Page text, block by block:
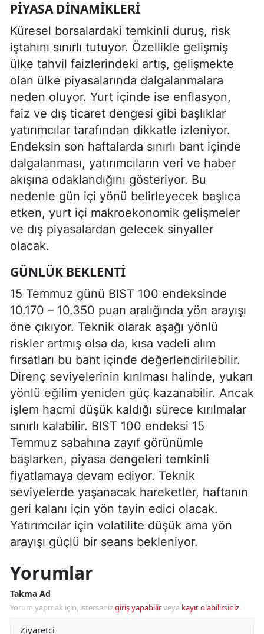
PIYASA DINAMIKLERI
Küresel borsalardaki temkinli duruş, risk
iştahını sınırlı tutuyor. Özellikle gelişmiş
ülke tahvil faizlerindeki artış, gelişmekte
olan ülke piyasalarında dalgalanmalara
neden oluyor. Yurt içinde ise enflasyon,
faiz ve dış ticaret dengesi gibi başlıklar
yatırımcılar tarafından dikkatle izleniyor.
Endeksin son haftalarda sınırlı bant içinde
dalgalanması, yatırımcıların veri ve haber
akışına odaklandığını gösteriyor. Bu
nedenle gün içi yönü belirleyecek başlıca
etken, yurt içi makroekonomik gelişmeler
ve dış piyasalardan gelecek sinyaller
olacak.
GÜNLÜK BEKLENTI
15 Temmuz günü BIST 100 endeksinde
10.170 – 10.350 puan aralığında yön arayışı
öne çıkıyor. Teknik olarak aşağı yönlü
riskler artmış olsa da, kısa vadeli alım
fırsatları bu bant içinde değerlendirilebilir.
Direnç seviyelerinin kırılması halinde, yukarı
yönlü eğilim yeniden güç kazanabilir. Ancak
işlem hacmi düşük kaldığı sürece kırılmalar
sınırlı kalabilir. BIST 100 endeksi 15
Temmuz sabahına zayıf görünümle
başlarken, piyasa dengeleri temkinli
fiyatlamaya devam ediyor. Teknik
seviyelerde yaşanacak hareketler, haftanın
geri kalanı için yön tayin edici olacak.
Yatırımcılar için volatilite düşük ama yön
arayışı güçlü bir seans bekleniyor.
Yorumlar
Takma Ad
Yorum yapmak için, istersenizgiriş yapabilirveya kayıt olabilirsiniz.